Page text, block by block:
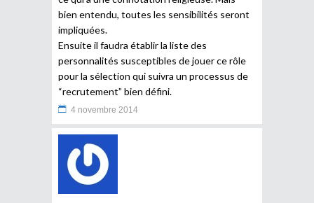
bien entendu, toutes les sensibilités seront
impliquées.
Ensuite il faudra établir la liste des
personnalités susceptibles de jouer ce rôle
pour la sélection qui suivra un processus de
“recrutement” bien défini.
4 novembre 2014